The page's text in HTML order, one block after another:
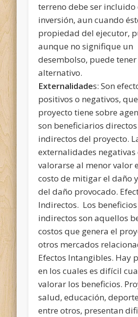
terreno debe ser incluido
inversión, aun cuando
propiedad del ejecutor,
aunque no signifique un
desembolso, puede
alternativo.
Externalidades: Son
positivos o negativos,
proyecto tiene sobre
son beneficiarios
indirectos del proyecto.
externalidades negativas
valorarse al menor valor
costo de mitigar el daño
del daño provocado.
Indirectos. Los
indirectos son aquellos
costos que genera el
otros mercados
Efectos Intangibles. Hay
en los cuales es difícil
valorar los beneficios.
salud, educación,
entre otros, presentan